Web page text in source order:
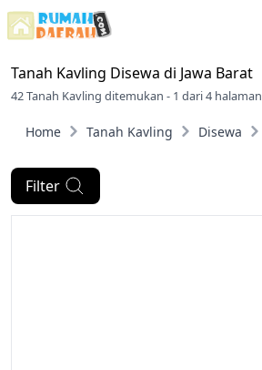
Tanah Kavling Disewa di Jawa Barat
42 Tanah Kavling ditemukan - 1 dari 4 halaman
Home Tanah Kavling Disewa
Filter